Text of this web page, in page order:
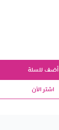
أضف للسلة
اشتر الآن